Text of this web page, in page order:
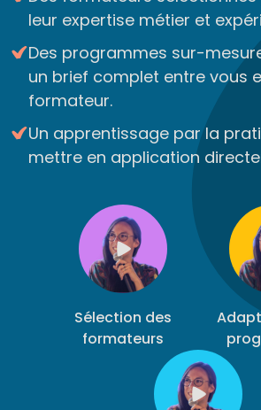
leur expertise métier et
Des programmes sur-
un brief complet entre vous
formateur.
Un apprentissage par la
mettre en application
Sélection des
formateurs